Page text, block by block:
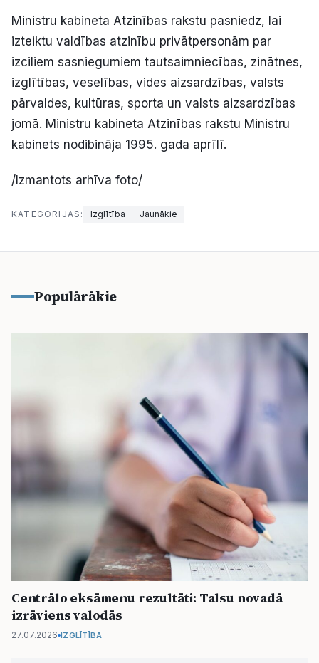
Ministru kabineta Atzinības rakstu pasniedz, lai
izteiktu valdības atzinību privātpersonām par
izciliem sasniegumiem tautsaimniecības, zinātnes,
izglītības, veselības, vides aizsardzības, valsts
pārvaldes, kultūras, sporta un valsts aizsardzības
jomā. Ministru kabineta Atzinības rakstu Ministru
kabinets nodibināja 1995. gada aprīlī.
/Izmantots arhīva foto/
KATEGORIJAS: Izglītība Jaunākie
Populārākie
Centrālo eksāmenu rezultāti: Talsu novadā
izrāviens valodās
27.07.2026 IZGLĪTĪBA